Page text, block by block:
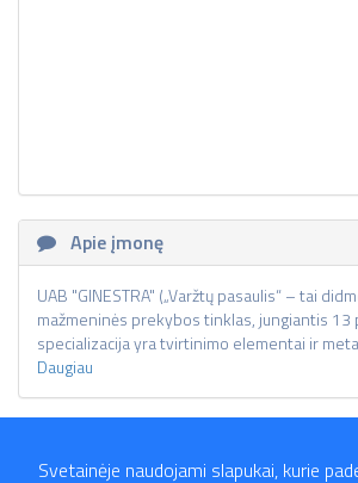
Svetainėje naudojami slapukai, kurie
Apie įmonę
UAB "GINESTRA" („Varžtų pasaulis“ – tai
mažmeninės prekybos tinklas, jungiantis 13
specializacija yra tvirtinimo elementai ir
Daugiau